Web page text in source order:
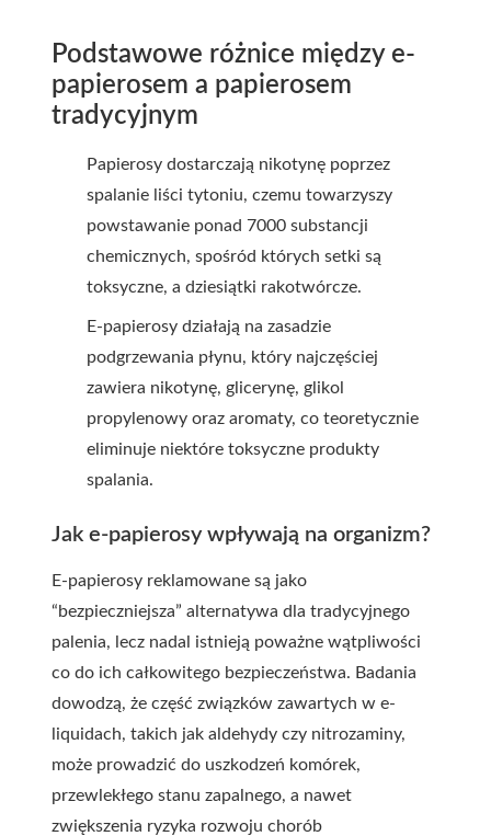
Podstawowe różnice między e-
papierosem a papierosem
tradycyjnym
Papierosy dostarczają nikotynę poprzez
spalanie liści tytoniu, czemu towarzyszy
powstawanie ponad 7000 substancji
chemicznych, spośród których setki są
toksyczne, a dziesiątki rakotwórcze.
E-papierosy działają na zasadzie
podgrzewania płynu, który najczęściej
zawiera nikotynę, glicerynę, glikol
propylenowy oraz aromaty, co teoretycznie
eliminuje niektóre toksyczne produkty
spalania.
Jak e-papierosy wpływają na organizm?
E-papierosy reklamowane są jako
“bezpieczniejsza” alternatywa dla tradycyjnego
palenia, lecz nadal istnieją poważne wątpliwości
co do ich całkowitego bezpieczeństwa. Badania
dowodzą, że część związków zawartych w e-
liquidach, takich jak aldehydy czy nitrozaminy,
może prowadzić do uszkodzeń komórek,
przewlekłego stanu zapalnego, a nawet
zwiększenia ryzyka rozwoju chorób